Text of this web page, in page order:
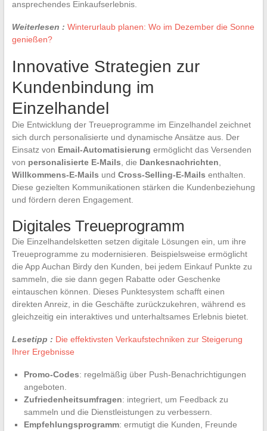
ansprechendes Einkaufserlebnis.
Weiterlesen : Winterurlaub planen: Wo im Dezember die Sonne
genießen?
Innovative Strategien zur
Kundenbindung im
Einzelhandel
Die Entwicklung der Treueprogramme im Einzelhandel zeichnet
sich durch personalisierte und dynamische Ansätze aus. Der
Einsatz von Email-Automatisierung ermöglicht das Versenden
von personalisierte E-Mails , die Dankesnachrichten
Willkommens-E-Mails und Cross-Selling-E-Mails enthalten.
Diese gezielten Kommunikationen stärken die Kundenbeziehung
und fördern deren Engagement.
Digitales Treueprogramm
Die Einzelhandelsketten setzen digitale Lösungen ein, um ihre
Treueprogramme zu modernisieren. Beispielsweise ermöglicht
die App Auchan Birdy den Kunden, bei jedem Einkauf Punkte zu
sammeln, die sie dann gegen Rabatte oder Geschenke
eintauschen können. Dieses Punktesystem schafft einen
direkten Anreiz, in die Geschäfte zurückzukehren, während es
gleichzeitig ein interaktives und unterhaltsames Erlebnis bietet.
Lesetipp : Die effektivsten Verkaufstechniken zur Steigerung
Ihrer Ergebnisse
Promo-Codes: regelmäßig über Push-Benachrichtigungen
angeboten.
Zufriedenheitsumfragen: integriert, um Feedback zu
sammeln und die Dienstleistungen zu verbessern.
Empfehlungsprogramm: ermutigt die Kunden, Freunde